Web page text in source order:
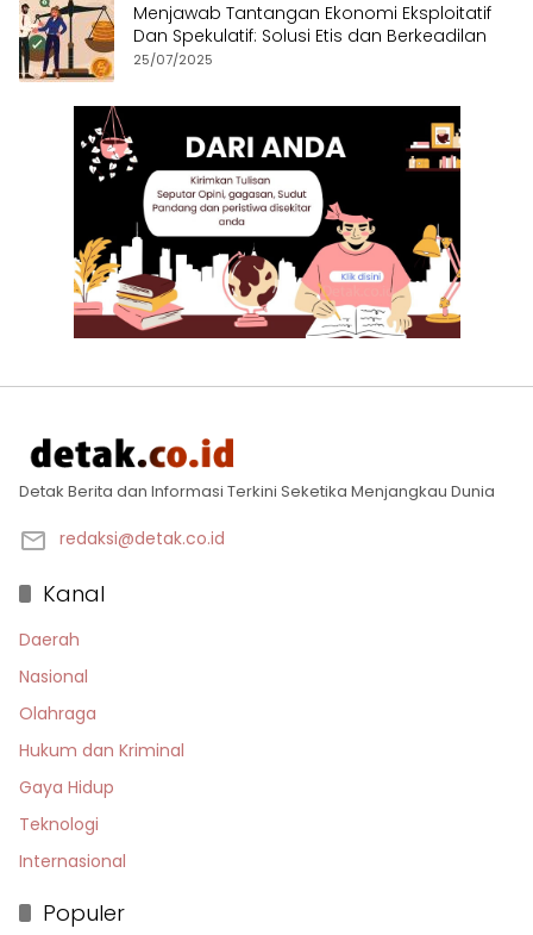
Menjawab Tantangan Ekonomi Eksploitatif
Dan Spekulatif: Solusi Etis dan Berkeadilan
25/07/2025
Detak Berita dan Informasi Terkini Seketika Menjangkau Dunia
redaksi@detak.co.id
Kanal
Daerah
Nasional
Olahraga
Hukum dan Kriminal
Gaya Hidup
Teknologi
Internasional
Populer